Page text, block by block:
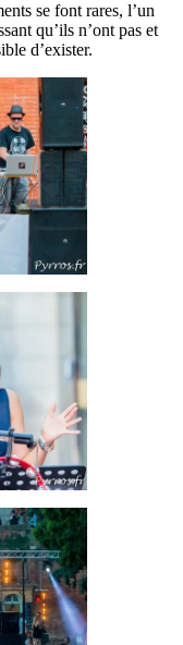
se font rares, l’un
qu’ils n’ont pas et
d’exister.